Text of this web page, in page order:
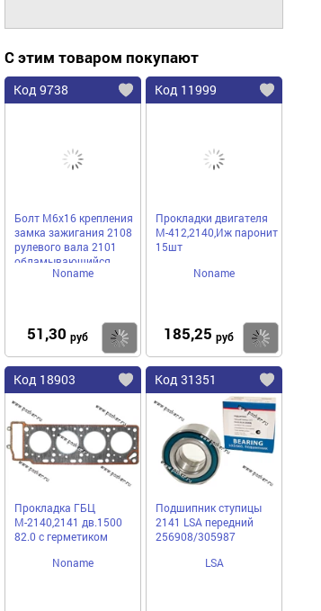
С этим товаром покупают
Код 9738
Болт М6х16 крепления
замка зажигания 2108
рулевого вала 2101
обламывающийся
2101-3704324-10
Noname
51,30 руб Купить
Код 11999
Прокладки двигателя
М-412,2140,Иж паронит
15шт
Noname
185,25 руб
Код 18903
Прокладка ГБЦ
М-2140,2141 дв.1500
82.0 с герметиком
Noname
Код 31351
Подшипник ступицы
2141 LSA передний
256908/305987
LSA